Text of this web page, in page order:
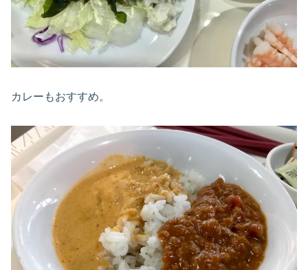
カレーもおすすめ。